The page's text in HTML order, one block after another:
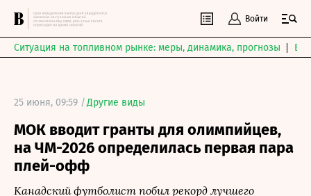
Войти
Ситуация на топливном рынке: меры, динамика, прогнозы
25 июня, 09:59 /Другие виды
МОК вводит гранты для олимпийцев,
на ЧМ-2026 определилась первая пара
плей-офф
Канадский футболист побил рекорд лучшего